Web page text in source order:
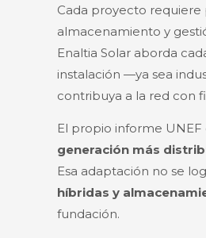
Cada proyecto requiere
almacenamiento y
Enaltia Solar aborda
instalación —ya sea
contribuya a la red con
El propio informe
generación más
Esa adaptación no se
híbridas y
fundación.